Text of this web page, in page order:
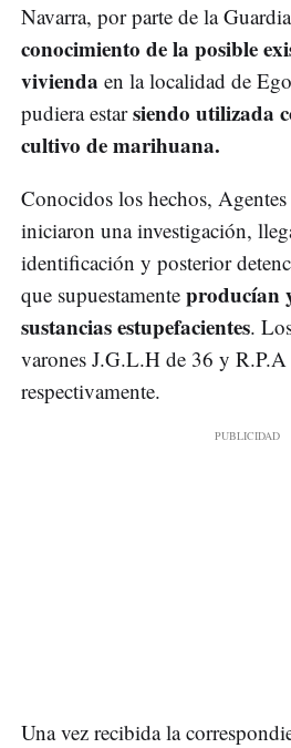
Navarra, por parte de la
conocimiento de la posible
vivienda en la localidad de
pudiera estarsiendo utilizada
cultivo de marihuana.
Conocidos los hechos,
iniciaron una investigación,
identificación y posterior
que supuestamente producían
sustancias estupefacientes.
varones J.G.L.H de 36 y R.P.A
respectivamente.
Una vez recibida la